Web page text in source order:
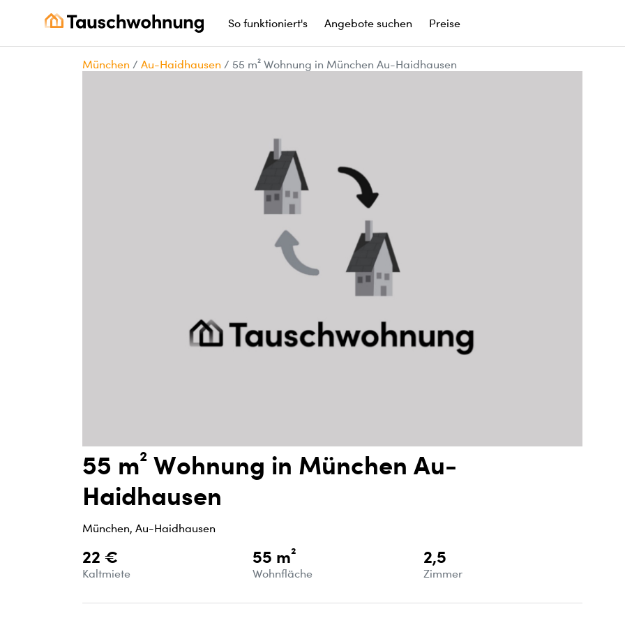
So funktioniert's Angebote suchen Preise
München / Au-Haidhausen / 55 m² Wohnung in München Au-Haidhausen
55 m² Wohnung in München Au-
Haidhausen
München, Au-Haidhausen
22 €
Kaltmiete
55 m²
Wohnfläche
2,5
Zimmer